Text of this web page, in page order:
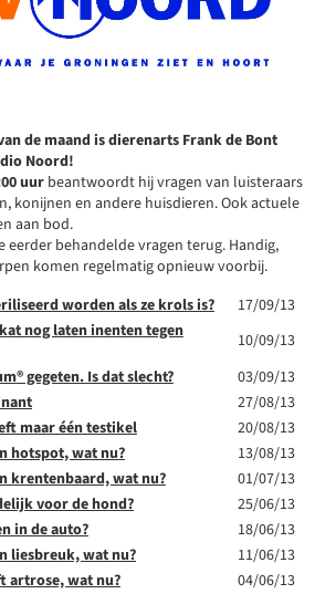
de maand is dierenarts Frank de Bont
Noord!
uurbeantwoordt hij vragen van luisteraars
konijnen en andere huisdieren. Ook actuele
aan bod.
eerder behandelde vragen terug. Handig,
komen regelmatig opnieuw voorbij.
worden als ze krols is?
17/09/13
nog laten inenten tegen
10/09/13
gegeten. Is dat slecht?
03/09/13
27/08/13
maar één testikel
20/08/13
hotspot, wat nu?
13/08/13
krentenbaard, wat nu?
01/07/13
voor de hond?
25/06/13
in de auto?
18/06/13
liesbreuk, wat nu?
11/06/13
artrose, wat nu?
04/06/13